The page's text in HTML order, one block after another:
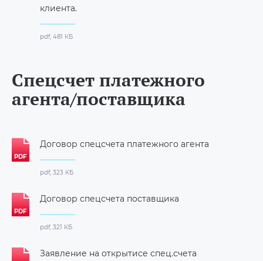
клиента.
pdf, 481 КБ
Спецсчет платежного
агента/поставщика
Договор спецсчета платежного агента
pdf, 323 КБ
Договор спецсчета поставщика
pdf, 321 КБ
Заявление на открытисе спец.счета